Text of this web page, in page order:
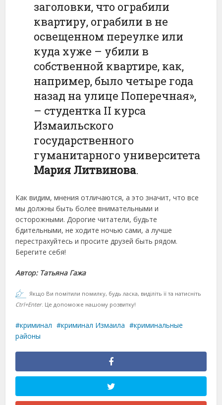
заголовки, что ограбили
квартиру, ограбили в не
освещенном переулке или
куда хуже – убили в
собственной квартире, как,
например, было четыре года
назад на улице Поперечная»,
– студентка II курса
Измаильского
государственного
гуманитарного университета
Мария Литвинова.
Как видим, мнения отличаются, а это значит, что все
мы должны быть более внимательными и
осторожными. Дорогие читатели, будьте
бдительными, не ходите ночью сами, а лучше
перестрахуйтесь и просите друзей быть рядом.
Берегите себя!
Автор: Татьяна Гажа
Якщо Ви помітили помилку, будь ласка, виділіть її та натисніть
Ctrl+Enter. Це допоможе нашому розвитку!
криминал криминал Измаила
криминальные
районы